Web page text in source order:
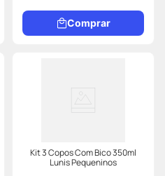
Comprar
Kit 3 Copos Com Bico 350ml
Lunis Pequeninos